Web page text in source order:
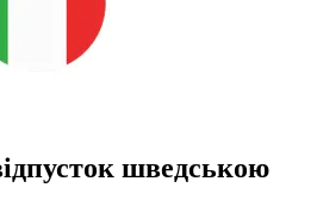
шведською